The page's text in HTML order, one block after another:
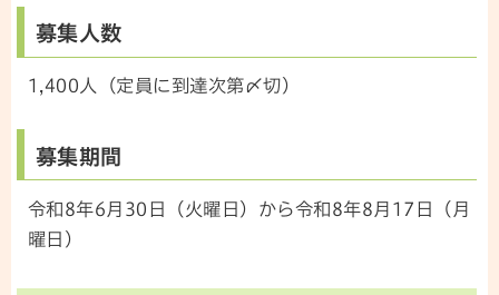
募集人数
1,400人（定員に到達次第〆切）
募集期間
令和8年6月30日（火曜日）から令和8年8月17日（月
曜日）